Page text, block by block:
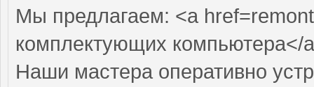
Мы предлагаем: <a
комплектующих компьютера</
Наши мастера оперативно